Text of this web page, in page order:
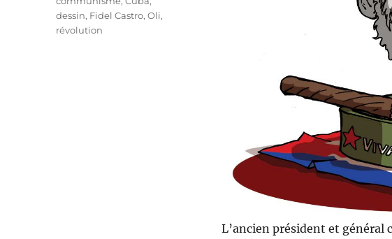
L’ancien président et général
dessin, Fidel Castro,Oli,
révolution